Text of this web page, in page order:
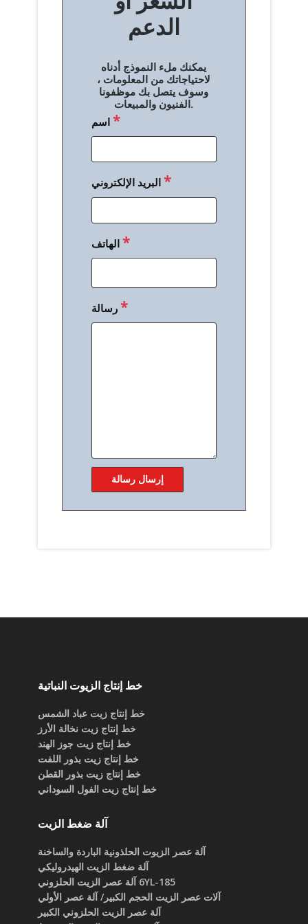
الدعم
يمكنك ملء النموذج أدناه
لاحتياجاتك من المعلومات ،
وسوف يتصل بك موظفونا
الفنيون والمبيعات.
اسم*
البريد الإلكتروني*
الهاتف*
رسالة*
خط إنتاج الزيوت النباتية
خط إنتاج زيت عباد الشمس
خط إنتاج زيت نخالة الأرز
خط إنتاج زيت جوز الهند
خط إنتاج زيت بذور اللفت
خط إنتاج زيت بذور القطن
خط إنتاج زيت الفول السوداني
آلة ضغط الزيت
آلة عصر الزيوت الحلذونية الباردة والساخنة
آلة ضغط الزيت الهيدروليكي
6YL-185 آلة عصر الزيت الحلزوني
آلات عصر الزيت الحجم الكبير/ آلة عصر الأولي
آلة عصر الزيت الحلزوني الكبير